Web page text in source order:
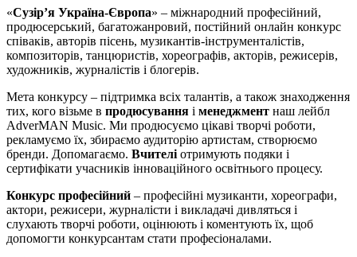
«Сузір’я Україна-Європа» – міжнародний професійний,
продюсерський, багатожанровий, постійний онлайн конкурс
співаків, авторів пісень, музикантів-інструменталістів,
композиторів, танцюристів, хореографів, акторів, режисерів,
художників, журналістів і блогерів.
Мета конкурсу – підтримка всіх талантів, а також знаходження
тих, кого візьме в продюсування і менеджмент наш лейбл
AdverMAN Music. Ми продюсуємо цікаві творчі роботи,
рекламуємо їх, збираємо аудиторію артистам, створюємо
бренди. Допомагаємо. Вчителі отримують подяки і
сертифікати учасників інноваційного освітнього процесу.
Конкурс професійний – професійні музиканти, хореографи,
актори, режисери, журналісти і викладачі дивляться і
слухають творчі роботи, оцінюють і коментують їх, щоб
допомогти конкурсантам стати професіоналами.